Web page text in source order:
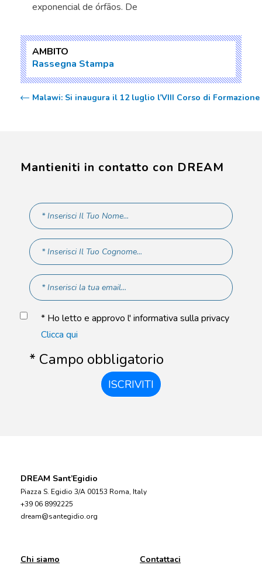
exponencial de órfãos. De
AMBITO
Rassegna Stampa
Malawi: Si inaugura il 12 luglio l’VIII Corso di Formazione
Mantieniti in contatto con DREAM
* Ho letto e approvo l' informativa sulla privacy
Clicca qui
* Campo obbligatorio
ISCRIVITI
DREAM Sant’Egidio
Piazza S. Egidio 3/A 00153 Roma, Italy
+39 06 8992225
dream@santegidio.org
Chi siamo
Contattaci